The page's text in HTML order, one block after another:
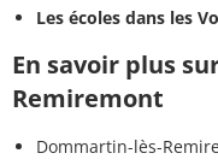
Les écoles dans les
En savoir plus
Remiremont
Dommartin-lès-